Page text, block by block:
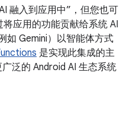
融入到应用中”，但您也可
应用的功能贡献给系统 AI
如 Gemini）以智能体方式
是实现此集成的主
泛的 Android AI 生态系统